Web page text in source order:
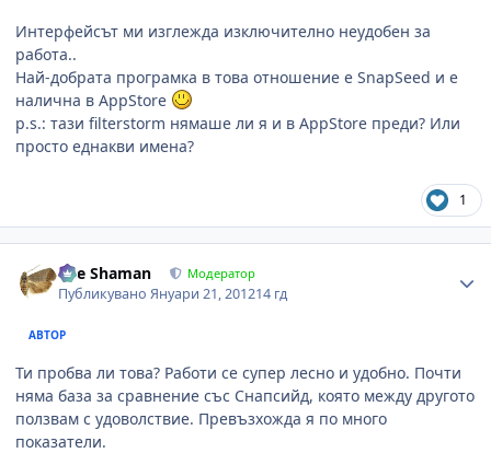
Интерфейсът ми изглежда изключително неудобен за
работа..
Най-добрата програмка в това отношение е SnapSeed и е
налична в AppStore
p.s.: тази filterstorm нямаше ли я и в AppStore преди? Или
просто еднакви имена?
1
The Shaman Модератор
ПубликуваноЯнуари 21, 201214 гд
АВТОР
Ти пробва ли това? Работи се супер лесно и удобно. Почти
няма база за сравнение със Снапсийд, която между другото
ползвам с удоволствие. Превъзхожда я по много
показатели.